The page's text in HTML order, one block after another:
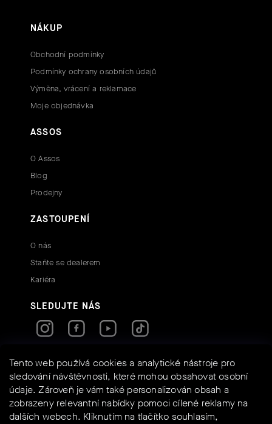
Tento web používá cookies a analytické nástroje pro
sledování návštěvnosti, které mohou obsahovat osobní
údaje. Zároveň je vám také personalizován obsah a
zobrazeny relevantní nabídky pomoci cílené reklamy na
dalších webech. Kliknutím na tlačítko souhlasím,
NÁKUP
Obchodní podmínky
Podmínky ochrany osobních údajů
Výměna, vrácení a reklamace
Moje objednávka
ASSOS
O Assos
Blog
Prodejny
ZASTOUPENÍ
O nás
Staňte se dealerem
Kariéra
SLEDUJTE NÁS
RYCHLÉ KONTAKTY
info@assos-shop.cz
+420 605 234 525